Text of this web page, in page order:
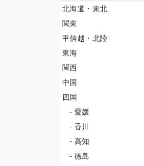
北海道・東北
関東
甲信越・北陸
東海
関西
中国
四国
- 愛媛
- 香川
- 高知
- 徳島